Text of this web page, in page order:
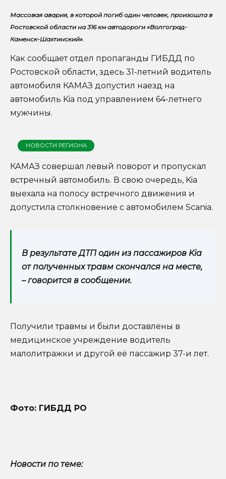
Массовая авария, в которой погиб один человек, произошла в
Ростовской области на 316 км автодороги «Волгоград-
Каменск-Шахтинский».
Как сообщает отдел пропаганды ГИБДД по
Ростовской области, здесь 31-летний водитель
автомобиля КАМАЗ допустил наезд на
автомобиль Kia под управлением 64-летнего
мужчины.
НОВОСТИ РЕГИОНА
КАМАЗ совершал левый поворот и пропускал
встречный автомобиль. В свою очередь, Kia
выехала на полосу встречного движения и
допустила столкновение с автомобилем Scania.
В результате ДТП один из пассажиров Kia
от полученных травм скончался на месте,
– говорится в сообщении.
Получили травмы и были доставлены в
медицинское учреждение водитель
малолитражки и другой её пассажир 37-и лет.
Фото: ГИБДД РО
Новости по теме: